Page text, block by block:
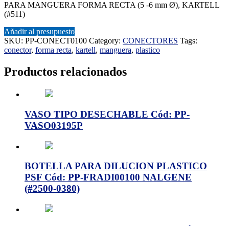
PARA MANGUERA FORMA RECTA (5 -6 mm Ø), KARTELL
(#511)
Añadir al presupuesto
SKU: PP-CONECT0100 Category: CONECTORES Tags:
conector, forma recta, kartell, manguera, plastico
Productos relacionados
VASO TIPO DESECHABLE Cód: PP-
VASO03195P
BOTELLA PARA DILUCION PLASTICO
PSF Cód: PP-FRADI00100 NALGENE
(#2500-0380)